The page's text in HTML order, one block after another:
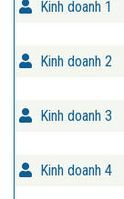
Kinh doanh 1
Kinh doanh 2
Kinh doanh 3
Kinh doanh 4